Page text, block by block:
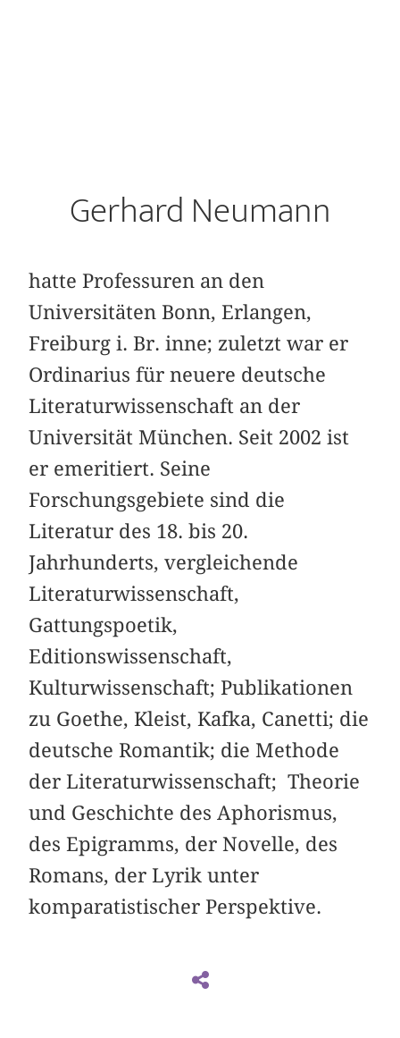
Gerhard Neumann
hatte Professuren an den
Universitäten Bonn, Erlangen,
Freiburg i. Br. inne; zuletzt war er
Ordinarius für neuere deutsche
Literaturwissenschaft an der
Universität München. Seit 2002 ist
er emeritiert. Seine
Forschungsgebiete sind die
Literatur des 18. bis 20.
Jahrhunderts, vergleichende
Literaturwissenschaft,
Gattungspoetik,
Editionswissenschaft,
Kulturwissenschaft; Publikationen
zu Goethe, Kleist, Kafka, Canetti; die
deutsche Romantik; die Methode
der Literaturwissenschaft; Theorie
und Geschichte des Aphorismus,
des Epigramms, der Novelle, des
Romans, der Lyrik unter
komparatistischer Perspektive.